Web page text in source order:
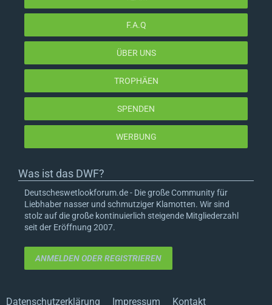
F.A.Q
ÜBER UNS
TROPHÄEN
SPENDEN
WERBUNG
Was ist das DWF?
Deutscheswetlookforum.de - Die große Community für
Liebhaber nasser und schmutziger Klamotten. Wir sind
stolz auf die große kontinuierlich steigende Mitgliederzahl
seit der Eröffnung 2007.
ANMELDEN ODER REGISTRIEREN
Datenschutzerklärung Impressum Kontakt